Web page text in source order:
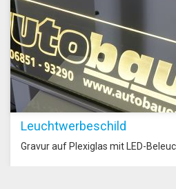
Leuchtwerbeschild
Gravur auf Plexiglas mit LED-